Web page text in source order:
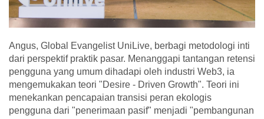
Angus, Global Evangelist UniLive, berbagi metodologi inti
dari perspektif praktik pasar. Menanggapi tantangan retensi
pengguna yang umum dihadapi oleh industri Web3, ia
mengemukakan teori "Desire - Driven Growth". Teori ini
menekankan pencapaian transisi peran ekologis
pengguna dari "penerimaan pasif" menjadi "pembangunan